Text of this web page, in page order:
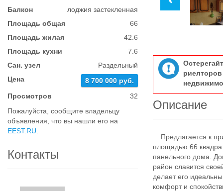
Балкон
лоджия застекленная
Площадь общая
66
Площадь жилая
42.6
Площадь кухни
7.6
Сан. узел
Раздельный
Цена
8 700 000 руб.
Просмотров
32
Пожалуйста, сообщите владельцу
объявления, что вы нашли его на
EEST.RU
Контакты
Описание
Предлагается к
площадью 66
панельного дома.
район славится
делает его
комфорт и